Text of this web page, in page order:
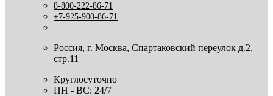
8-800-222-86-71
+7-925-900-86-71
Россия, г. Москва, Спартаковский переулок д.2,
стр.11
Круглосуточно
ПН - ВС: 24/7